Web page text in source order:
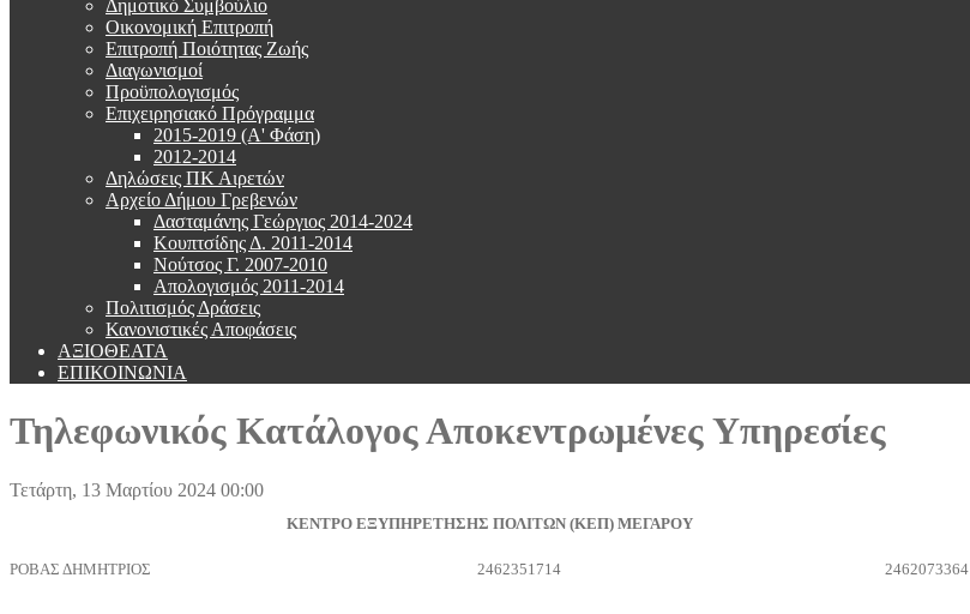
Δημοτικό Συμβούλιο
Οικονομική Επιτροπή
Επιτροπή Ποιότητας Ζωής
Διαγωνισμοί
Προϋπολογισμός
Επιχειρησιακό Πρόγραμμα
2015-2019 (Α' Φάση)
2012-2014
Δηλώσεις ΠΚ Αιρετών
Αρχείο Δήμου Γρεβενών
Δασταμάνης Γεώργιος 2014-2024
Κουπτσίδης Δ. 2011-2014
Νούτσος Γ. 2007-2010
Απολογισμός 2011-2014
Πολιτισμός Δράσεις
Κανονιστικές Αποφάσεις
ΑΞΙΟΘΕΑΤΑ
ΕΠΙΚΟΙΝΩΝΙΑ
Τηλεφωνικός Κατάλογος Αποκεντρωμένες Υπηρεσίες
Τετάρτη, 13 Μαρτίου 2024 00:00
ΚΕΝΤΡΟ ΕΞΥΠΗΡΕΤΗΣΗΣ ΠΟΛΙΤΩΝ (ΚΕΠ) ΜΕΓΑΡΟΥ
ΡΟΒΑΣ ΔΗΜΗΤΡΙΟΣ 2462351714 2462073364